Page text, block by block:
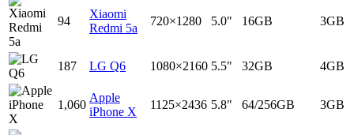
94
Xiaomi
Redmi 5a
720×1280 5.0" 16GB 3GB
187 LG Q6 1080×2160 5.5" 32GB 4GB
1,060
Apple
iPhone X
1125×2436 5.8" 64/256GB 3GB